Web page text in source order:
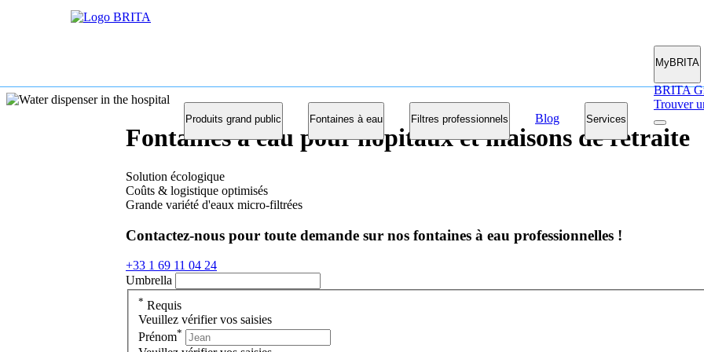
Produits grand public Fontaines à eau Filtres professionnels Blog Services
MyBRITA
BRITA
Trouver
Fontaines à eau pour hôpitaux et maisons de retraite
Solution écologique
Coûts & logistique optimisés
Grande variété d'eaux micro-filtrées
Contactez-nous pour toute demande sur nos fontaines à eau professionnelles !
+33 1 69 11 04 24
Umbrella
* Requis
Veuillez vérifier vos saisies
Prénom*